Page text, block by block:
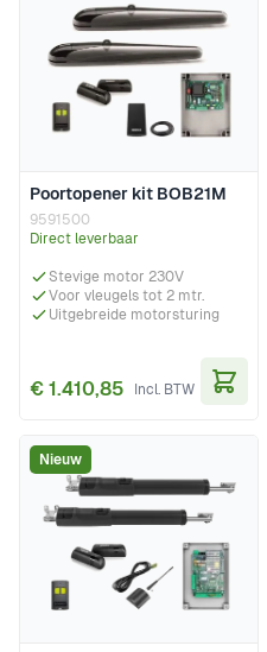
Poortopener kit BOB21M
9591500
Direct leverbaar
Stevige motor 230V
Voor vleugels tot 2 mtr.
Uitgebreide motorsturing
€ 1.410,85
Nieuw